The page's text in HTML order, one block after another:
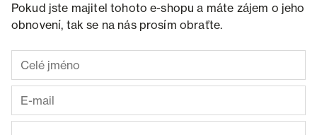
Pokud jste majitel tohoto e-shopu a máte zájem o jeho
obnovení, tak se na nás prosím obraťte.